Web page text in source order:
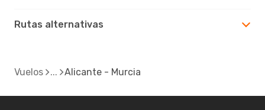
Rutas alternativas
Vuelos Alicante - Murcia